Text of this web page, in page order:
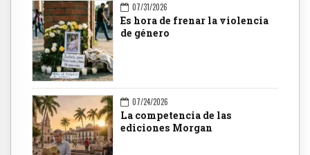
07/31/2026
Es hora de frenar la violencia
de género
07/24/2026
La competencia de las
ediciones Morgan